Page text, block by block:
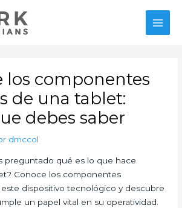
los componentes
de una tablet:
debes saber
dmccol
preguntado qué es lo que hace
Conoce los componentes
dispositivo tecnológico y descubre
un papel vital en su operatividad.